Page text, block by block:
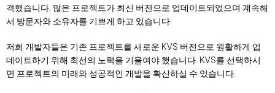
격했습니다. 많은 프로젝트가 최신 버전으로 업데이트되었으며 계속해
서 방문자와 소유자를 기쁘게 하고 있습니다.
저희 개발자들은 기존 프로젝트를 새로운 KVS 버전으로 원활하게 업
데이트하기 위해 최선의 노력을 기울여야 했습니다. KVS를 선택하시
면 프로젝트의 미래와 성공적인 개발을 확신하실 수 있습니다.